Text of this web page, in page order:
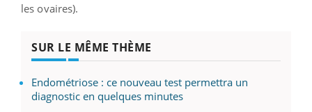
les ovaires).
SUR LE MÊME THÈME
Endométriose : ce nouveau test permettra un
diagnostic en quelques minutes